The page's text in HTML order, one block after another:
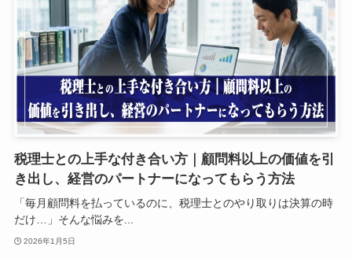
税理士との上手な付き合い方｜顧問料以上の価値を引
き出し、経営のパートナーになってもらう方法
「毎月顧問料を払っているのに、税理士とのやり取りは決算の時
だけ…」そんな悩みを...
2026年1月5日